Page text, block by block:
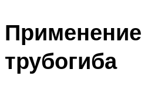
Применение
трубогиба